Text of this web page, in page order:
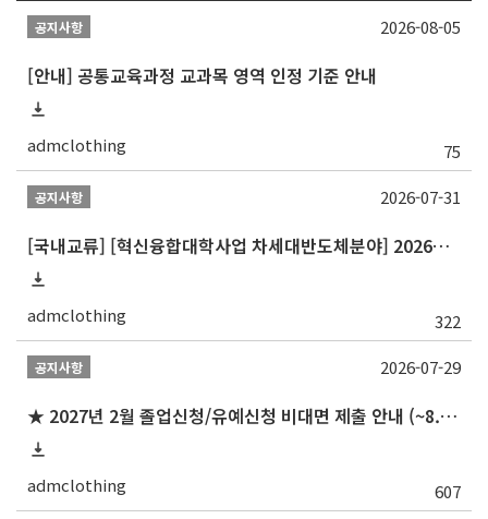
공지사항
[안내] 공통교육과정 교과목 영역 인정 기준 안내
admclothing 75
2026-08-05
공지사항
[국내교류] [혁신융합대학사업 차세대반도체분야] 2026학년도 숭실대학교 2학기 교류 수학
admclothing 322
2026-07-31
공지사항
★ 2027년 2월 졸업신청/유예신청 비대면 제출 안내 (~8.20 목)
admclothing 607
2026-07-29